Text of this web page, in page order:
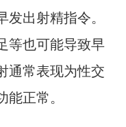
出射精指令。
等也可能导致早
通常表现为性交
正常。